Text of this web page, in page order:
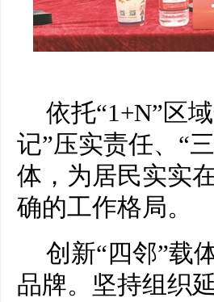
依托“1+N”区
记”压实责任、“
体，为居民实实
确的工作格局。
创新“四邻”载
品牌。坚持组织